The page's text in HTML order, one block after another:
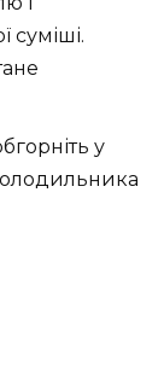
суміші.
у